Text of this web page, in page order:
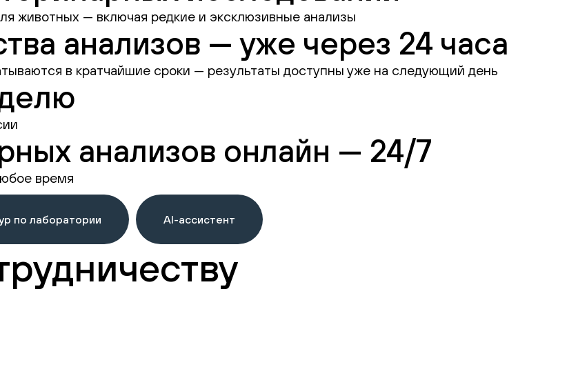
животных — включая редкие и эксклюзивные анализы
анализов — уже через 24 часа
в кратчайшие сроки — результаты доступны уже на следующий день
анализов онлайн — 24/7
время
по лаборатории AI-ассистент